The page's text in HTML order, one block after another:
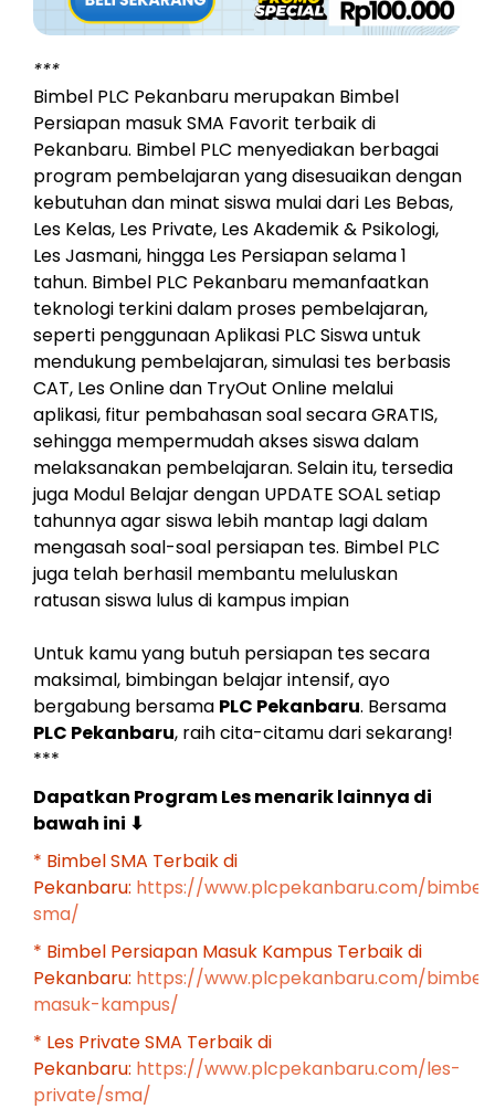
***
Bimbel PLC Pekanbaru merupakan Bimbel
Persiapan masuk SMA Favorit terbaik di
Pekanbaru. Bimbel PLC menyediakan berbagai
program pembelajaran yang disesuaikan dengan
kebutuhan dan minat siswa mulai dari Les Bebas,
Les Kelas, Les Private, Les Akademik & Psikologi,
Les Jasmani, hingga Les Persiapan selama 1
tahun. Bimbel PLC Pekanbaru memanfaatkan
teknologi terkini dalam proses pembelajaran,
seperti penggunaan Aplikasi PLC Siswa untuk
mendukung pembelajaran, simulasi tes berbasis
CAT, Les Online dan TryOut Online melalui
aplikasi, fitur pembahasan soal secara GRATIS,
sehingga mempermudah akses siswa dalam
melaksanakan pembelajaran. Selain itu, tersedia
juga Modul Belajar dengan UPDATE SOAL setiap
tahunnya agar siswa lebih mantap lagi dalam
mengasah soal-soal persiapan tes. Bimbel PLC
juga telah berhasil membantu meluluskan
ratusan siswa lulus di kampus impian
Untuk kamu yang butuh persiapan tes secara
maksimal, bimbingan belajar intensif, ayo
bergabung bersama PLC Pekanbaru. Bersama
PLC Pekanbaru, raih cita-citamu dari sekarang!
***
Dapatkan Program Les menarik lainnya di
bawah ini ⬇
* Bimbel SMA Terbaik di
Pekanbaru: https://www.plcpekanbaru.com/
sma/
* Bimbel Persiapan Masuk Kampus Terbaik di
Pekanbaru: https://www.plcpekanbaru.com/
masuk-kampus/
* Les Private SMA Terbaik di
Pekanbaru: https://www.plcpekanbaru.com/les-
private/sma/